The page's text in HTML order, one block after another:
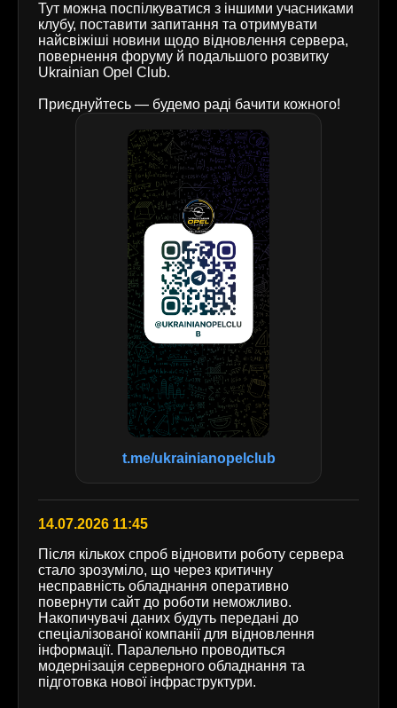
Тут можна поспілкуватися з іншими учасниками
клубу, поставити запитання та отримувати
найсвіжіші новини щодо відновлення сервера,
повернення форуму й подальшого розвитку
Ukrainian Opel Club.
Приєднуйтесь — будемо раді бачити кожного!
t.me/ukrainianopelclub
14.07.2026 11:45
Після кількох спроб відновити роботу сервера
стало зрозуміло, що через критичну
несправність обладнання оперативно
повернути сайт до роботи неможливо.
Накопичувачі даних будуть передані до
спеціалізованої компанії для відновлення
інформації. Паралельно проводиться
модернізація серверного обладнання та
підготовка нової інфраструктури.